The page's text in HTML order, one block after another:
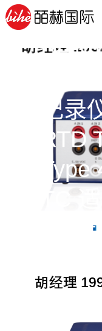
Skip
to
content
记录
RTD
TC
工业
2026年6月4日
19921558176（